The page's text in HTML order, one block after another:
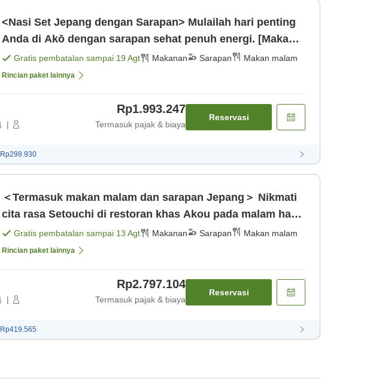
<Nasi Set Jepang dengan Sarapan> Mulailah hari penting
Anda di Akō dengan sarapan sehat penuh energi. [Makan
malam] [Sarapan]
Gratis pembatalan sampai 19 Agt Makanan Sarapan Makan malam
Rincian paket lainnya
|
Rp1.993.247
Termasuk pajak & biaya
Reservasi
Rp298.930
＜Termasuk makan malam dan sarapan Jepang＞ Nikmati
cita rasa Setouchi di restoran khas Akou pada malam hari.
[Makan malam] [Sarapan]
Gratis pembatalan sampai 13 Agt Makanan Sarapan Makan malam
Rincian paket lainnya
|
Rp2.797.104
Termasuk pajak & biaya
Reservasi
Rp419.565